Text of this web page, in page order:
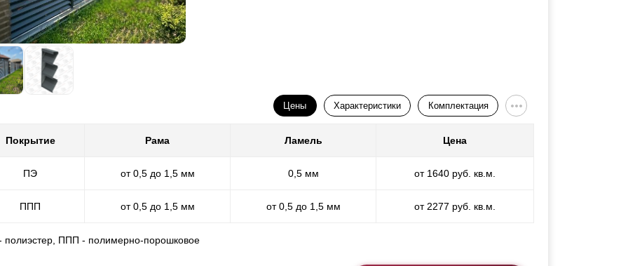
Цены Характеристики Комплектация
Покрытие Рама Ламель Цена
ПЭ от 0,5 до 1,5 мм 0,5 мм от 1640 руб. кв.м.
ППП от 0,5 до 1,5 мм от 0,5 до 1,5 мм от 2277 руб. кв.м.
полиэстер, ППП - полимерно-порошковое